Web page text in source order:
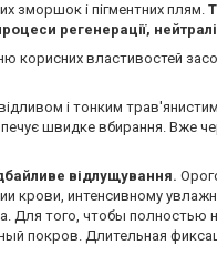
зморшок і пігментних плям.
регенерації,
властивостей
і тонким
швидке вбирання. Вже
відлущування.
крови, интенсивному
Для того, чтобы
покров. Длительная